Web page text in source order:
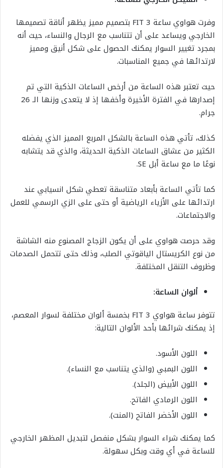
وفرت هواوي ساعة FIT 3 بتصميم مميز يظهر أناقة تصميمها
الخارجي ويساعد على أن تتناسب مع الرجال والنساء، حيث أنه
بمجرد تغيير السوار يمكنك الحصول على شكل أنيق ومميز
لارتدائها في جميع المناسبات.
حيث تعتبر هذه الساعة من أرخص الساعات الذكية التي تم
إصدارها في الفترة الأخيرة وأخفها إذ لا يتعدى وزنها الـ 26
جرام.
كذلك، تأتي هذه الساعة بالشكل المربع المميز الذي يفضله
الكثير من عشاق الساعات الذكية الحديثة، والذي قد يتشابه
نوعًا ما مع ساعة أبل SE.
كما تأتي الساعة بأبعاد متناسقة تعطي شكل انسيابي عند
ارتدائها على الأزياء الرياضية أو حتى على الزي الرسمي للعمل
والاجتماعات.
وقد حرصت هواوي على أن يكون الزجاج المصنوع منه الشاشة
من نوع الكريستال الياقوتي الصلب، وذلك حتى تتحمل الصدمات
وظروف التنقل المختلفة.
ألوان الساعة:
تتوفر ساعة هواوي FIT 3 بخمسة ألوان مختلفة لسوار المعصم،
إذ يمكنك شرائها بأحد الألوان التالية:
اللون الأسود.
اللون البمبي (والذي يتناسب مع النساء).
اللون الأبيض (الجلد).
اللون الرمادي الفاتح.
اللون الأخضر الفاتح (المنت).
كما يمكنك شراء السوار بشكل منفصل لتبديل المظهر الخارجي
للساعة في أي وقت وبكل سهولة.